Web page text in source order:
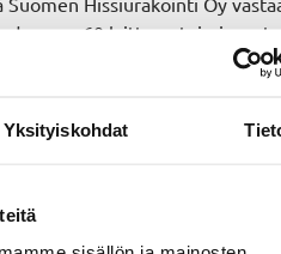
Yksityiskohdat
60 laitteen toiminnasta
Sopimus kattaa juna-asemat
ja vesiväylien
Sopimuksen tavoitteena on
juna-asemilla.